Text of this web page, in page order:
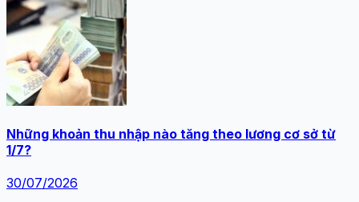
Những khoản thu nhập nào tăng theo lương cơ sở từ
1/7?
30/07/2026